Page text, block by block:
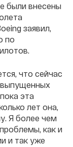
были внесены
заявил,
по
что сейчас
выпущенных
эта
лет она,
Я более чем
как и
и так уже